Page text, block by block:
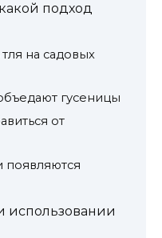
подход
на садовых
гусеницы
от
появляются
использовании